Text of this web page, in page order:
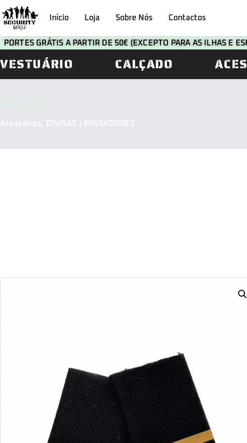
Início Loja Sobre Nós Contactos
PORTES GRÁTIS A PARTIR DE 50€ (EXCEPTO PARA AS ILHAS E
VESTUÁRIO CALÇADO
Acessórios, DIVISAS | PASSADORES